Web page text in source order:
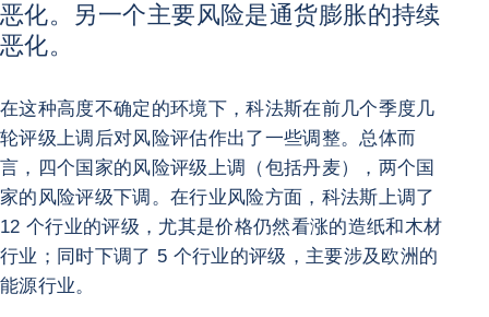
恶化。另一个主要风险是通货膨胀的持续
恶化。
在这种高度不确定的环境下，科法斯在前几个季度几
轮评级上调后对风险评估作出了一些调整。总体而
言，四个国家的风险评级上调（包括丹麦），两个国
家的风险评级下调。在行业风险方面，科法斯上调了
12 个行业的评级，尤其是价格仍然看涨的造纸和木材
行业；同时下调了 5 个行业的评级，主要涉及欧洲的
能源行业。